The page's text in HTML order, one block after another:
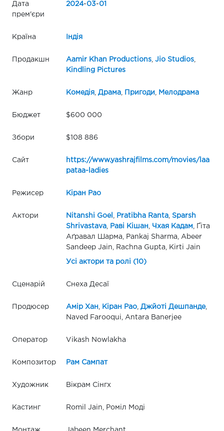
Дата
прем'єри
2024-03-01
Країна Індія
Продакшн Aamir Khan Productions, Jio Studios,
Kindling Pictures
Жанр Комедія, Драма, Пригоди Мелодрама
Бюджет $600 000
Збори $108 886
Сайт
https://www.yashrajfilms.com/movies/laa
pataa-ladies
Режисер Кіран Рао
Актори Nitanshi Goel Pratibha Ranta, Sparsh
Shrivastava, Раві Кішан Чхая Кадам, Ґіта
Аґравал Шарма, Pankaj Sharma, Abeer
Sandeep Jain, Rachna Gupta, Kirti Jain
Усі актори та ролі (10)
Сценарій Снеха Десаї
Продюсер Амір Хан Кіран Рао, Джйоті Дешпанде,
Naved Farooqui, Antara Banerjee
Оператор Vikash Nowlakha
Композитор Рам Сампат
Художник Вікрам Сінгх
Кастинг Romil Jain, Роміл Моді